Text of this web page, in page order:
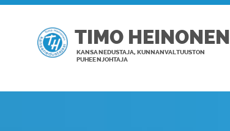
TIMO HEINONEN
KANSANEDUSTAJA, KUNNANVALTUUSTON
PUHEENJOHTAJA